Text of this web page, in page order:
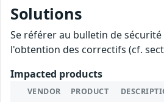
Solutions
Se référer au bulletin de
l'obtention des correctifs (cf.
Impacted products
VENDOR PRODUCT